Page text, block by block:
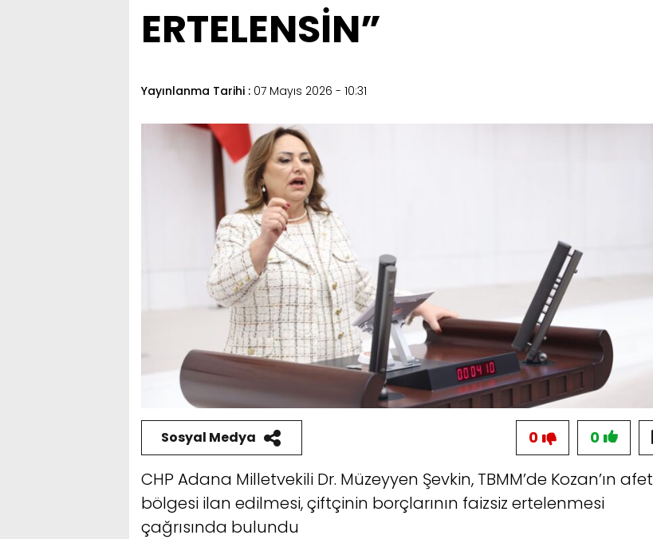
ERTELENSİN”
Yayınlanma Tarihi : 07 Mayıs 2026 - 10:31
Sosyal Medya 0
0
CHP Adana Milletvekili Dr. Müzeyyen Şevkin, TBMM’de Kozan’ın afet
bölgesi ilan edilmesi, çiftçinin borçlarının faizsiz ertelenmesi
çağrısında bulundu